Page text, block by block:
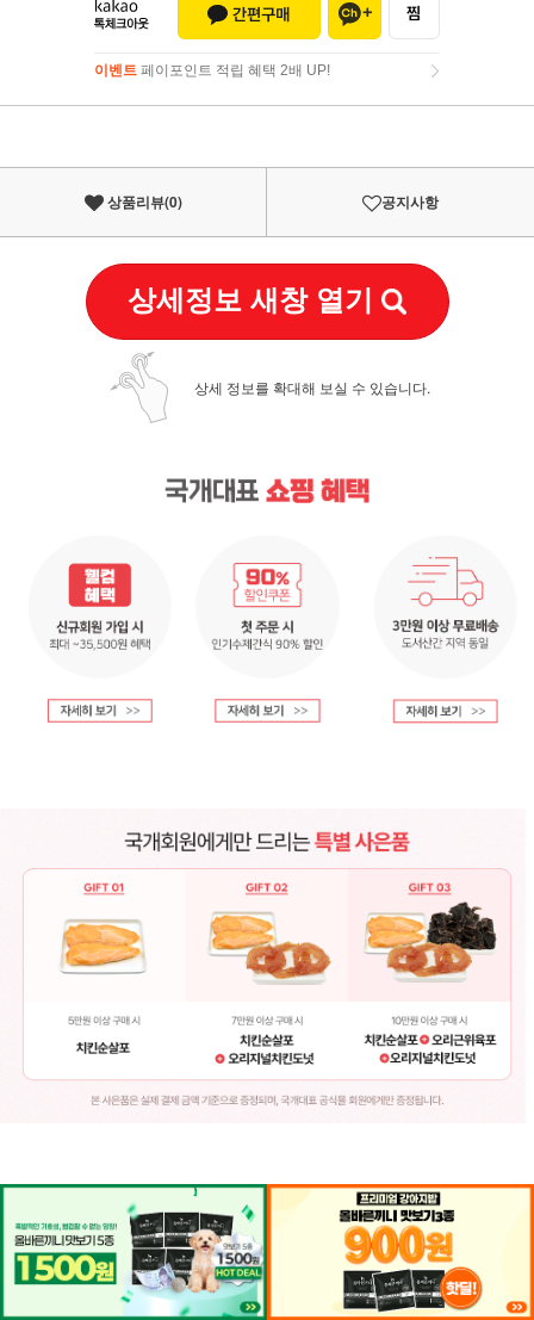
이벤트 페이포인트 적립 혜택 2배 UP!
이벤트페이포인트 적립 혜택 2배 UP!
상품리뷰(0) 공지사항
상세정보 새창 열기
상세 정보를 확대해 보실 수 있습니다.